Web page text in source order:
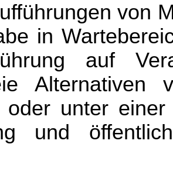
von
in
auf
oder unter
und